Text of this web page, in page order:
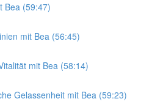
Bea (59:47)
mit Bea (56:45)
mit Bea (58:14)
Gelassenheit mit Bea (59:23)